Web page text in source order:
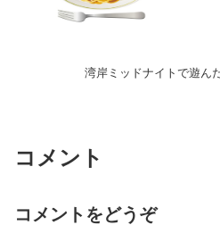
湾岸ミッドナイトで遊ん
コメント
コメントをどうぞ